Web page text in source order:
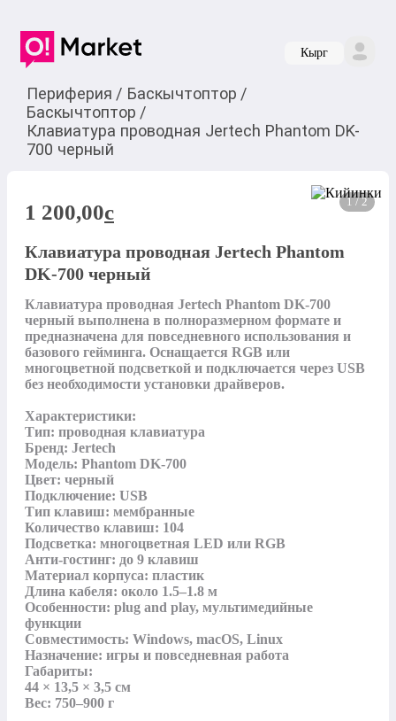
Кырг
Периферия / Баскычтоптор /
Баскычтоптор /
Клавиатура проводная Jertech Phantom DK-
700 черный
1 / 2
1 200,00c
Клавиатура проводная Jertech Phantom
DK-700 черный
Клавиатура проводная Jertech Phantom DK-700
черный выполнена в полноразмерном формате и
предназначена для повседневного использования и
базового гейминга. Оснащается RGB или
многоцветной подсветкой и подключается через USB
без необходимости установки драйверов.
Характеристики:
Тип: проводная клавиатура
Бренд: Jertech
Модель: Phantom DK-700
Цвет: черный
Подключение: USB
Тип клавиш: мембранные
Количество клавиш: 104
Подсветка: многоцветная LED или RGB
Анти-гостинг: до 9 клавиш
Материал корпуса: пластик
Длина кабеля: около 1.5–1.8 м
Особенности: plug and play, мультимедийные
функции
Совместимость: Windows, macOS, Linux
Назначение: игры и повседневная работа
Габариты:
44 × 13,5 × 3,5 см
Вес: 750–900 г